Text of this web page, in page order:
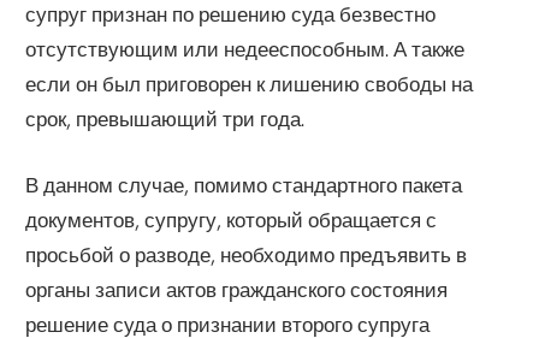
супруг признан по решению суда безвестно
отсутствующим или недееспособным. А также
если он был приговорен к лишению свободы на
срок, превышающий три года.
В данном случае, помимо стандартного пакета
документов, супругу, который обращается с
просьбой о разводе, необходимо предъявить в
органы записи актов гражданского состояния
решение суда о признании второго супруга